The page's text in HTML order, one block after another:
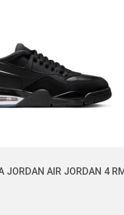
JORDAN AIR JORDAN 4